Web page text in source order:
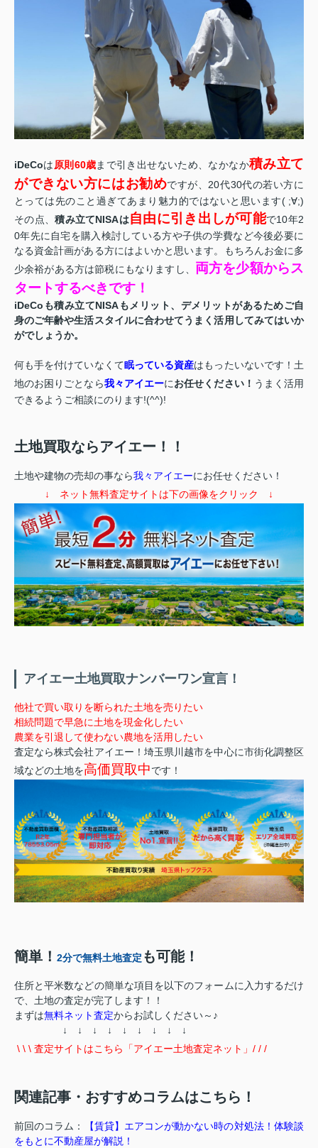
iDeCoは原則60歳まで引き出せないため、なかなか積み立て
ができない方にはお勧めですが、20代30代の若い方に
とっては先のこと過ぎてあまり魅力的ではないと思います( ;∀;)
その点、積み立てNISAは自由に引き出しが可能で10年2
0年先に自宅を購入検討している方や子供の学費など今後必要に
なる資金計画がある方にはよいかと思います。もちろんお金に多
少余裕がある方は節税にもなりますし、 両方を少額からス
タートするべきです！
iDeCo も積み立てNISAもメリット、デメリットがあるためご自
身のご年齢や生活スタイルに合わせてうまく活用してみてはいか
がでしょうか。
何も手を付けていなくて眠っている資産はもったいないです！土
地のお困りごとなら我々アイエーにお任せください！ うまく活用
できるようご相談にのります!(^^)!
土地買取ならアイエー！！
土地や建物の売却の事なら我々アイエーにお任せください！
↓ ネット無料査定サイトは下の画像をクリック ↓
アイエー土地買取ナンバーワン宣言！
他社で買い取りを断られた土地を売りたい
相続問題で早急に土地を現金化したい
農業を引退して使わない農地を活用したい
査定なら株式会社アイエー！埼玉県川越市を中心に市街化調整区
域などの土地を高価買取中です！
簡単！ 2分で無料土地査定 も可能！
住所と平米数などの簡単な項目を以下のフォームに入力するだけ
で、土地の査定が完了します！！
まずは無料ネット査定からお試しください～♪
↓ ↓ ↓ ↓ ↓ ↓ ↓ ↓ ↓
\ \ \ 査定サイトはこちら「アイエー土地査定ネット」/ / /
関連記事・おすすめコラムはこちら！
前回のコラム：
【賃貸】エアコンが動かない時の対処法！体験談
をもとに不動産屋が解説！